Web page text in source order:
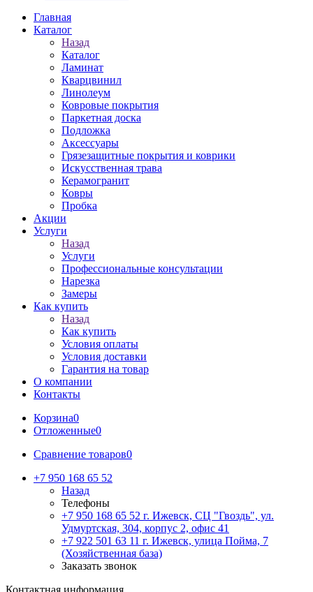
Главная
Каталог
Назад
Каталог
Ламинат
Кварцвинил
Линолеум
Ковровые покрытия
Паркетная доска
Подложка
Аксессуары
Грязезащитные покрытия и коврики
Искусственная трава
Керамогранит
Ковры
Пробка
Акции
Услуги
Назад
Услуги
Профессиональные консультации
Нарезка
Замеры
Как купить
Назад
Как купить
Условия оплаты
Условия доставки
Гарантия на товар
О компании
Контакты
Корзина0
Отложенные0
Сравнение товаров0
+7 950 168 65 52
Назад
Телефоны
+7 950 168 65 52 г. Ижевск, СЦ "Гвоздь", ул.
Удмуртская, 304, корпус 2, офис 41
+7 922 501 63 11 г. Ижевск, улица Пойма, 7
(Хозяйственная база)
Заказать звонок
Контактная информация